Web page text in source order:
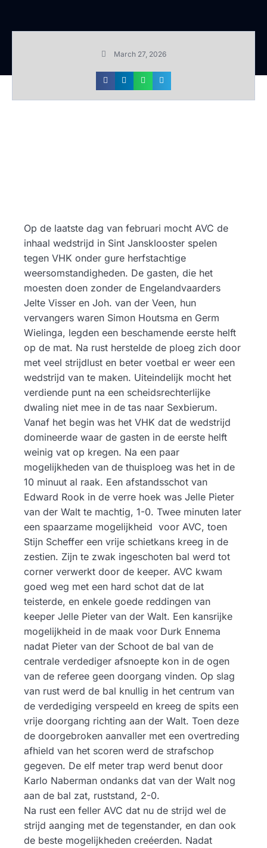
March 27, 2026
Op de laatste dag van februari mocht AVC de
inhaal wedstrijd in Sint Jansklooster spelen
tegen VHK onder gure herfstachtige
weersomstandigheden. De gasten, die het
moesten doen zonder de Engelandvaarders
Jelte Visser en Joh. van der Veen, hun
vervangers waren Simon Houtsma en Germ
Wielinga, legden een beschamende eerste helft
op de mat. Na rust herstelde de ploeg zich door
met veel strijdlust en beter voetbal er weer een
wedstrijd van te maken. Uiteindelijk mocht het
verdiende punt na een scheidsrechterlijke
dwaling niet mee in de tas naar Sexbierum.
Vanaf het begin was het VHK dat de wedstrijd
domineerde waar de gasten in de eerste helft
weinig vat op kregen. Na een paar
mogelijkheden van de thuisploeg was het in de
10 minuut al raak. Een afstandsschot van
Edward Rook in de verre hoek was Jelle Pieter
van der Walt te machtig, 1-0. Twee minuten later
een spaarzame mogelijkheid voor AVC, toen
Stijn Scheffer een vrije schietkans kreeg in de
zestien. Zijn te zwak ingeschoten bal werd tot
corner verwerkt door de keeper. AVC kwam
goed weg met een hard schot dat de lat
teisterde, en enkele goede reddingen van
keeper Jelle Pieter van der Walt. Een kansrijke
mogelijkheid in de maak voor Durk Ennema
nadat Pieter van der Schoot de bal van de
centrale verdediger afsnoepte kon in de ogen
van de referee geen doorgang vinden. Op slag
van rust werd de bal knullig in het centrum van
de verdediging verspeeld en kreeg de spits een
vrije doorgang richting aan der Walt. Toen deze
de doorgebroken aanvaller met een overtreding
afhield van het scoren werd de strafschop
gegeven. De elf meter trap werd benut door
Karlo Naberman ondanks dat van der Walt nog
aan de bal zat, ruststand, 2-0.
Na rust een feller AVC dat nu de strijd wel de
strijd aanging met de tegenstander, en dan ook
de beste mogelijkheden creéerden. Nadat